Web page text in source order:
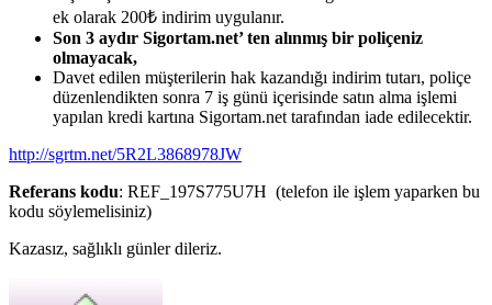
ek olarak 200₺ indirim uygulanır.
Son 3 aydır Sigortam.net’ ten alınmış bir poliçeniz
olmayacak,
Davet edilen müşterilerin hak kazandığı indirim tutarı, poliçe
düzenlendikten sonra 7 iş günü içerisinde satın alma işlemi
yapılan kredi kartına Sigortam.net tarafından iade edilecektir.
http://sgrtm.net/5R2L3868978JW
Referans kodu: REF_197S775U7H (telefon ile işlem yaparken bu
kodu söylemelisiniz)
Kazasız, sağlıklı günler dileriz.